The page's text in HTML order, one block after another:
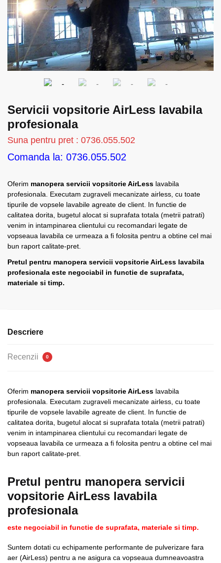
Servicii vopsitorie AirLess lavabila
profesionala
Suna pentru pret : 0736.055.502
Comanda la: 0736.055.502
Oferim manopera servicii vopsitorie AirLess lavabila
profesionala. Executam zugraveli mecanizate airless, cu toate
tipurile de vopsele lavabile agreate de client. In functie de
calitatea dorita, bugetul alocat si suprafata totala (metrii patrati)
venim in intampinarea clientului cu recomandari legate de
vopseaua lavabila ce urmeaza a fi folosita pentru a obtine cel mai
bun raport calitate-pret.
Pretul pentru manopera servicii vopsitorie AirLess lavabila
profesionala este negociabil in functie de suprafata,
materiale si timp.
Descriere
Recenzii 0
Oferim manopera servicii vopsitorie AirLess lavabila
profesionala. Executam zugraveli mecanizate airless, cu toate
tipurile de vopsele lavabile agreate de client. In functie de
calitatea dorita, bugetul alocat si suprafata totala (metrii patrati)
venim in intampinarea clientului cu recomandari legate de
vopseaua lavabila ce urmeaza a fi folosita pentru a obtine cel mai
bun raport calitate-pret.
Pretul pentru manopera servicii
vopsitorie AirLess lavabila
profesionala
este negociabil in functie de suprafata, materiale si timp.
Suntem dotati cu echipamente performante de pulverizare fara
aer (AirLess) pentru a ne asigura ca vopseaua dumneavoastra